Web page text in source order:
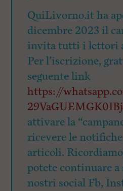
QuiLivorno.it ha
dicembre 2023 il
invita tutti i lettori
Per l’iscrizione,
seguente link
https://
attivare la
ricevere le
articoli.
potete continuare a
nostri social Fb,